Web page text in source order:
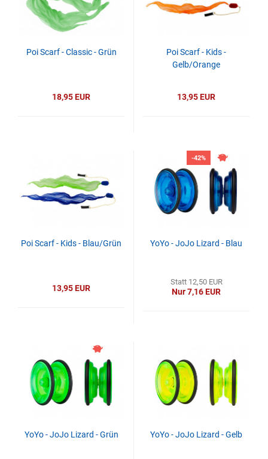
Poi Scarf - Classic - Grün
18,95 EUR
Poi Scarf - Kids -
Gelb/Orange
13,95 EUR
Poi Scarf - Kids - Blau/Grün
13,95 EUR
-42%
YoYo - JoJo Lizard - Blau
Statt 12,50 EUR
Nur 7,16 EUR
YoYo - JoJo Lizard - Grün YoYo - JoJo Lizard - Gelb